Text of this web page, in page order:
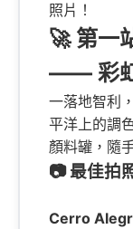
照片！
🚀 第一
—— 彩
一落地智利
平洋上的調
顏料罐，隨
📷 最佳拍
Cerro